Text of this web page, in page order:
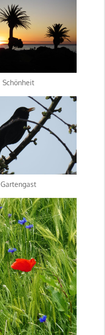
Schönheit
Gartengast